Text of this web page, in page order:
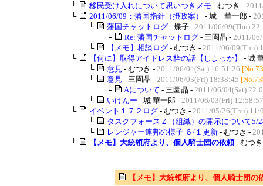
└
移民受け入れについて思いつきメモ - むつき -
└
2011/06/09：藩国指針（摂政案） - 城 華一郎 -
└
藩国チャットログ - 蝶子 - 2011/06/09(Thu)
└
Re: 藩国チャットログ - 三園晶 - 2011/
└
【メモ】相談ログ - むつき - 2011/06/09(Thu)
└
【何に】取得アイドレス枠の話【しよっか】
- 城
└
意見 - むつき - 2011/06/04(Sat) 16:51:26
└
意見 - 三園晶 - 2011/06/03(Fri) 18:38:45
└
Aについて - 三園晶 - 2011/06/04(Sat)
└
いけんー - 城 華一郎 - 2011/06/03(Fri) 12:58:57
└
イベント１７２ログ - むつき - 2011/05/26(Thu)
└
タスクフォースＺ（組織）の開示について5/
└
レンジャー連邦の様子 ６/１更新 - むつき -
└
【メモ】大統領府より、個人騎士団の依頼- むつ
【メモ】大統領府より、個人騎士団の